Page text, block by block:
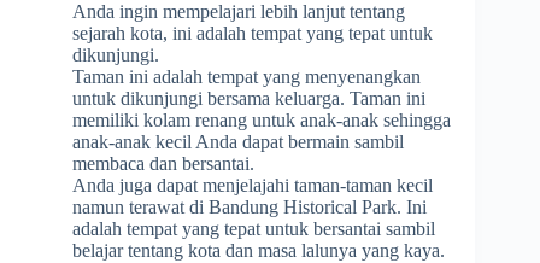
Anda ingin mempelajari lebih lanjut tentang
sejarah kota, ini adalah tempat yang tepat untuk
dikunjungi.
Taman ini adalah tempat yang menyenangkan
untuk dikunjungi bersama keluarga. Taman ini
memiliki kolam renang untuk anak-anak sehingga
anak-anak kecil Anda dapat bermain sambil
membaca dan bersantai.
Anda juga dapat menjelajahi taman-taman kecil
namun terawat di Bandung Historical Park. Ini
adalah tempat yang tepat untuk bersantai sambil
belajar tentang kota dan masa lalunya yang kaya.